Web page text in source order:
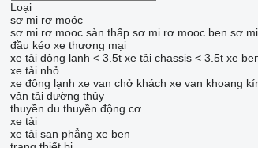
Loại
sơ mi rơ moóc
sơ mi rơ mooc sàn thấp sơ mi rơ mooc ben sơ
đầu kéo xe thương mại
xe tải đông lạnh < 3.5t xe tải chassis < 3.5t xe
xe tải nhỏ
xe đông lạnh xe van chở khách xe van khoang
vận tải đường thủy
thuyền du thuyền động cơ
xe tải
xe tải san phẳng xe ben